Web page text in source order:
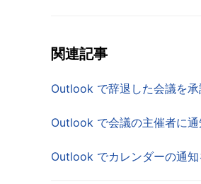
関連記事
Outlook で辞退した会議を
Outlook で会議の主催者に
Outlook でカレンダーの通知